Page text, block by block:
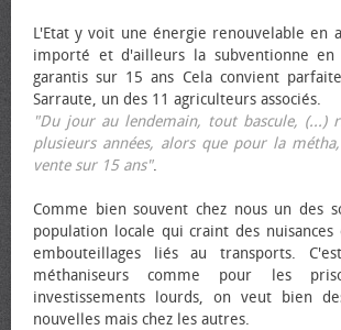
L'Etat y voit une énergie renouvelable en
importé et d'ailleurs la subventionne
garantis sur 15 ans Cela convient
Sarraute, un des 11 agriculteurs associés.
"Du jour au lendemain, tout bascule, (...)
plusieurs années, alors que pour la
vente sur 15 ans".
Comme bien souvent chez nous un des
population locale qui craint des nuisances
embouteillages liés au transports.
méthaniseurs comme pour les
investissements lourds, on veut bien
nouvelles mais chez les autres.